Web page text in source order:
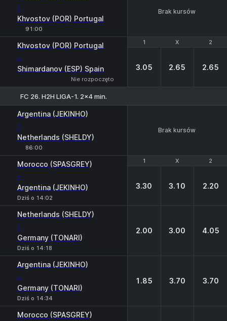
-
Khvostov (POR) Portugal
91:00
Brak kursów
1 X 2
Khvostov (POR) Portugal
-
Shimardanov (ESP) Spain
Nie rozpoczęto
1 X 2
3.05 2.65 2.65
FC 26. H2H LIGA-1. 2x4 min.
Argentina (JEKINHO)
-
Netherlands (SHELDY)
86:00
Brak kursów
1 X 2
Morocco (SPASGREY)
-
Argentina (JEKINHO)
Dziś o 14:02
1 X 2
3.30 3.10 2.20
Netherlands (SHELDY)
-
Germany (TONARI)
Dziś o 14:18
2.00 3.00 4.05
Argentina (JEKINHO)
-
Germany (TONARI)
Dziś o 14:34
1.85 3.70 3.70
Morocco (SPASGREY)